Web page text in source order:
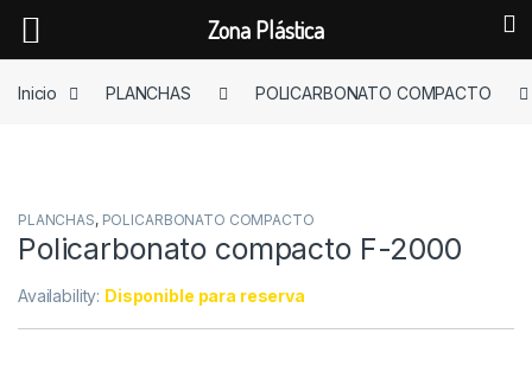
Inicio
PLANCHAS POLICARBONATO COMPACTO
PLANCHAS, POLICARBONATO COMPACTO
Policarbonato compacto F-2000
Availability: Disponible para reserva
Zona Plástica